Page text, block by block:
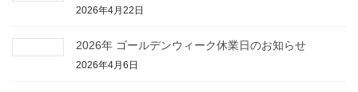
2026年4月22日
2026年 ゴールデンウィーク休業日のお知らせ
2026年4月6日